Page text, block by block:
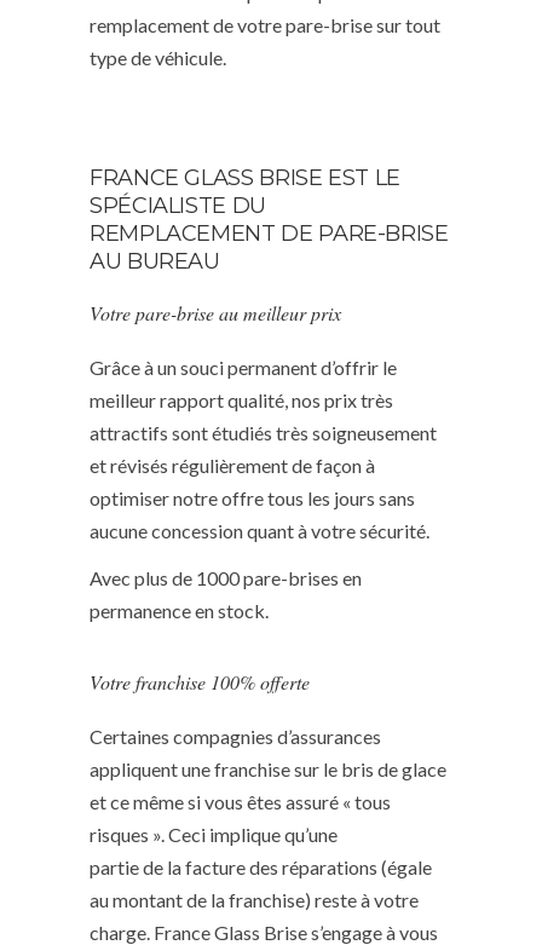
remplacement de votre pare-brise sur tout
type de véhicule.
FRANCE GLASS BRISE EST LE
SPÉCIALISTE DU
REMPLACEMENT DE PARE-BRISE
AU BUREAU
Votre pare-brise au meilleur prix
Grâce à un souci permanent d’offrir le
meilleur rapport qualité, nos prix très
attractifs sont étudiés très soigneusement
et révisés régulièrement de façon à
optimiser notre offre tous les jours sans
aucune concession quant à votre sécurité.
Avec plus de 1000 pare-brises en
permanence en stock.
Votre franchise 100% offerte
Certaines compagnies d’assurances
appliquent une franchise sur le bris de glace
et ce même si vous êtes assuré « tous
risques ». Ceci implique qu’une
partie de la facture des réparations (égale
au montant de la franchise) reste à votre
charge. France Glass Brise s’engage à vous